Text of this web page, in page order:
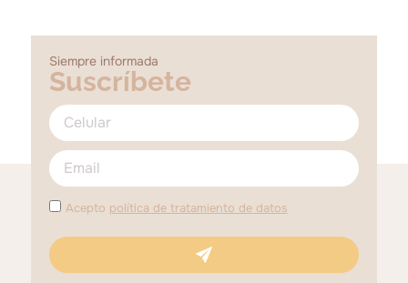
Siempre informada
Suscríbete
Acepto política de tratamiento de datos